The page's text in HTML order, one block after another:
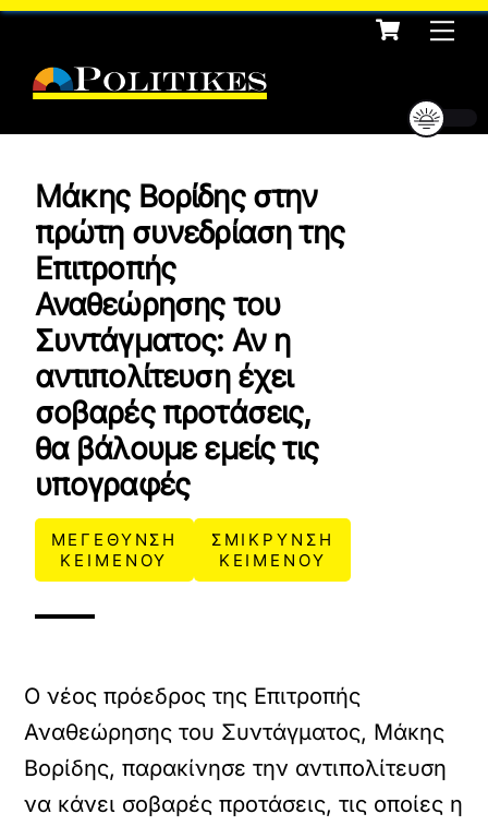
Skip
content
Cart
Μάκης Βορίδης στην
πρώτη συνεδρίαση της
Επιτροπής
Αναθεώρησης του
Συντάγματος: Αν η
αντιπολίτευση έχει
σοβαρές προτάσεις,
θα βάλουμε εμείς τις
υπογραφές
ΜΕΓΕΘΥΝΣΗ
ΚΕΙΜΕΝΟΥ
ΣΜΙΚΡΥΝΣΗ
ΚΕΙΜΕΝΟΥ
Ο νέος πρόεδρος της Επιτροπής
Αναθεώρησης του Συντάγματος, Μάκης
Βορίδης, παρακίνησε την αντιπολίτευση
να κάνει σοβαρές προτάσεις, τις οποίες η